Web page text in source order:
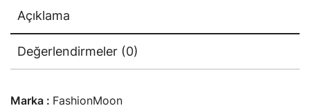
Açıklama
Değerlendirmeler (0)
Marka : FashionMoon